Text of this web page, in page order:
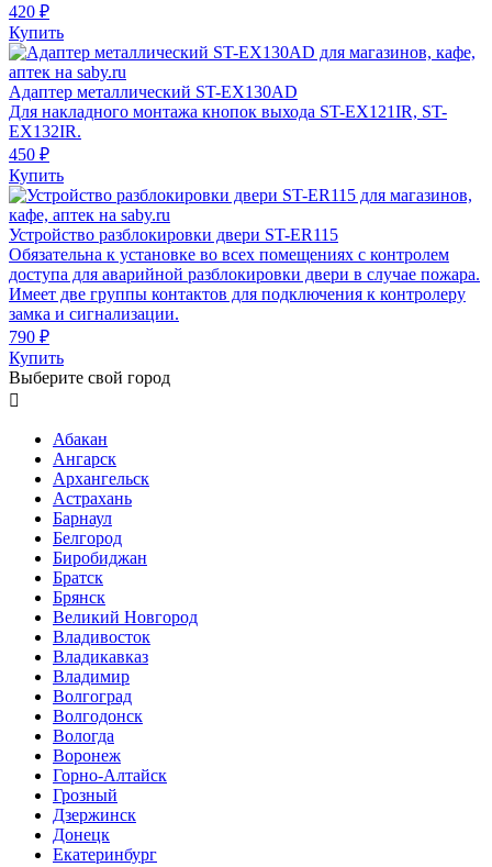
420 ₽
Купить
Адаптер металлический ST-EX130AD
Для накладного монтажа кнопок выхода ST-EX121IR, ST-
EX132IR.
450 ₽
Купить
Устройство разблокировки двери ST-ER115
Обязательна к установке во всех помещениях с контролем
доступа для аварийной разблокировки двери в случае пожара.
Имеет две группы контактов для подключения к контролеру
замка и сигнализации.
790 ₽
Купить
Выберите свой город

Абакан
Ангарск
Архангельск
Астрахань
Барнаул
Белгород
Биробиджан
Братск
Брянск
Великий Новгород
Владивосток
Владикавказ
Владимир
Волгоград
Волгодонск
Вологда
Воронеж
Горно-Алтайск
Грозный
Дзержинск
Донецк
Екатеринбург